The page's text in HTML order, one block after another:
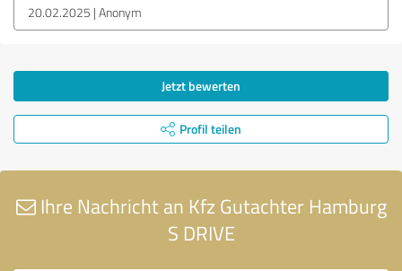
20.02.2025 Anonym
Jetzt bewerten
Profil teilen
Ihre Nachricht an Kfz Gutachter Hamburg
S DRIVE